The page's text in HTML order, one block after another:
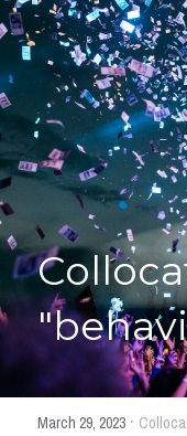
Giải đề thi từng
Lời khuyên
Giải đề thi
Academic
Phrase
Phrasal Verb
Idioms đồng
Idioms trái
HỌC THỬ
March 29, 2023 ·